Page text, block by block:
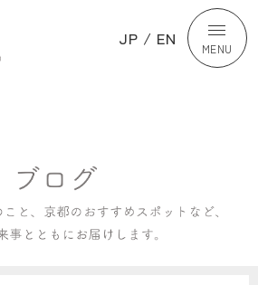
JP / EN MENU